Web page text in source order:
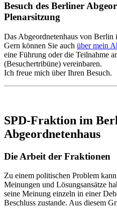
Besuch des Berliner
Plenarsitzung
Das Abgeordnetenhaus von
Gern können Sie auch über mein
eine Führung oder die Teilnahme
(Besuchertribüne) vereinbaren.
Ich freue mich über Ihren Besuch.
SPD-Fraktion im
Abgeordnetenhaus
Die Arbeit der Fraktionen
Zu einem politischen Problem
Meinungen und Lösungsansätze
seine Meinung einzeln in einer
Beschluss zustande. Aus diesem